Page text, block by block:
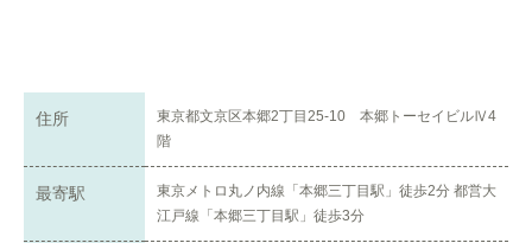
住所
東京都文京区本郷2丁目25-10 本郷トーセイビルⅣ4
階
最寄駅
東京メトロ丸ノ内線「本郷三丁目駅」徒歩2分 都営大
江戸線「本郷三丁目駅」徒歩3分